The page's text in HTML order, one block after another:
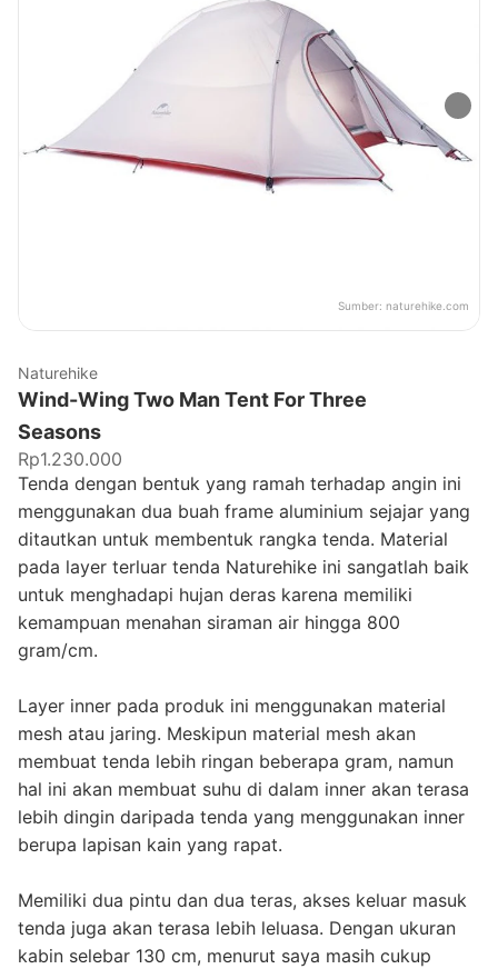
Sumber: naturehike.com
Naturehike
Wind-Wing Two Man Tent For Three
Seasons
Rp1.230.000
Tenda dengan bentuk yang ramah terhadap angin ini
menggunakan dua buah frame aluminium sejajar yang
ditautkan untuk membentuk rangka tenda. Material
pada layer terluar tenda Naturehike ini sangatlah baik
untuk menghadapi hujan deras karena memiliki
kemampuan menahan siraman air hingga 800
gram/cm.
Layer inner pada produk ini menggunakan material
mesh atau jaring. Meskipun material mesh akan
membuat tenda lebih ringan beberapa gram, namun
hal ini akan membuat suhu di dalam inner akan terasa
lebih dingin daripada tenda yang menggunakan inner
berupa lapisan kain yang rapat.
Memiliki dua pintu dan dua teras, akses keluar masuk
tenda juga akan terasa lebih leluasa. Dengan ukuran
kabin selebar 130 cm, menurut saya masih cukup